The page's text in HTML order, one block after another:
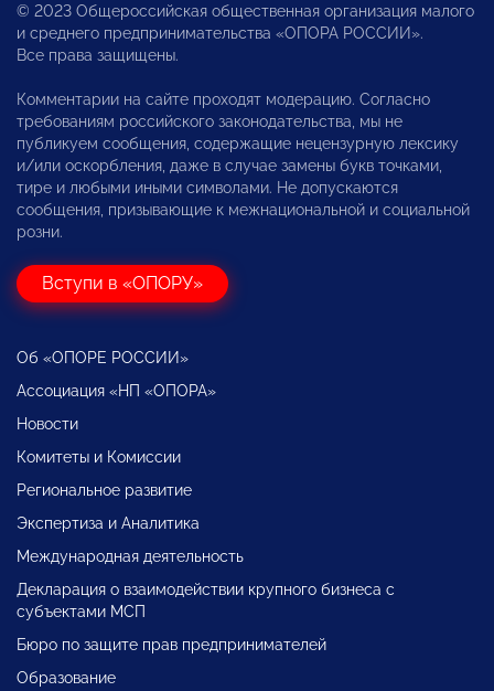
© 2023 Общероссийская общественная организация малого
и среднего предпринимательства «ОПОРА РОССИИ».
Все права защищены.
Комментарии на сайте проходят модерацию. Согласно
требованиям российского законодательства, мы не
публикуем сообщения, содержащие нецензурную лексику
и/или оскорбления, даже в случае замены букв точками,
тире и любыми иными символами. Не допускаются
сообщения, призывающие к межнациональной и социальной
розни.
Вступи в «ОПОРУ»
Об «ОПОРЕ РОССИИ»
Ассоциация «НП «ОПОРА»
Новости
Комитеты и Комиссии
Региональное развитие
Экспертиза и Аналитика
Международная деятельность
Декларация о взаимодействии крупного бизнеса с
субъектами МСП
Бюро по защите прав предпринимателей
Образование